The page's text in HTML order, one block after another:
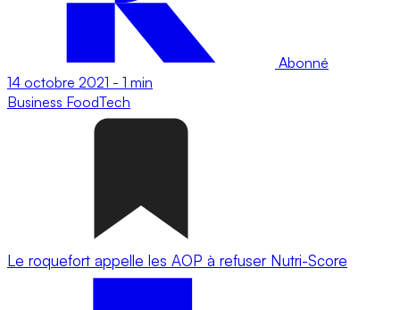
Abonné
14 octobre 2021 - 1 min
Business FoodTech
Le roquefort appelle les AOP à refuser Nutri-Score